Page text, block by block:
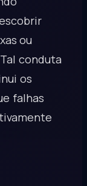
ou
conduta
os
falhas